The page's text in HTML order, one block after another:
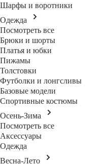
Шарфы и воротники
Одежда
Посмотреть все
Брюки и шорты
Платья и юбки
Пижамы
Толстовки
Футболки и лонгсливы
Базовые модели
Спортивные костюмы
Осень-Зима
Посмотреть все
Аксессуары
Одежда
Весна-Лето